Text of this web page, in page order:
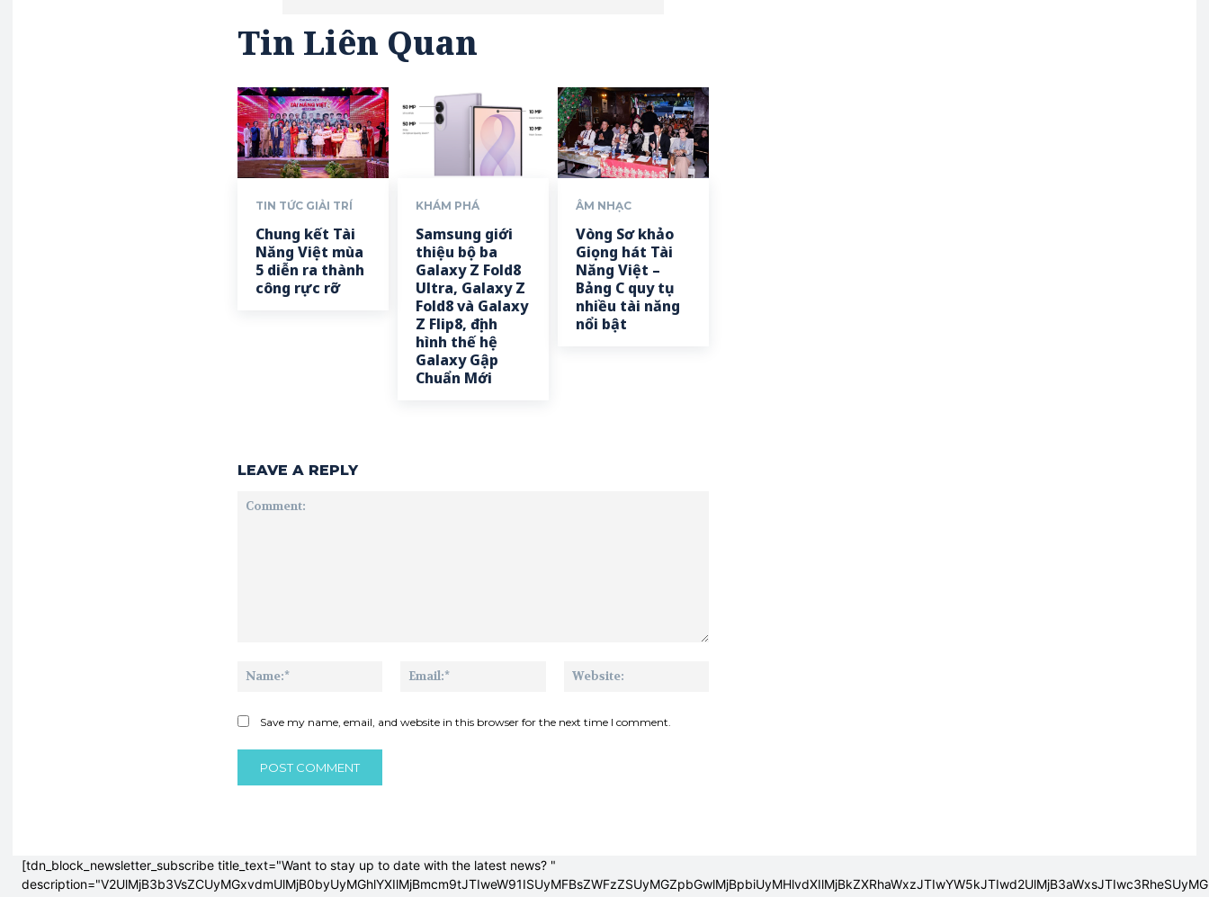
Tin Liên Quan
TIN TỨC GIẢI TRÍ
Chung kết Tài
Năng Việt mùa
5 diễn ra thành
công rực rỡ
KHÁM PHÁ
Samsung giới
thiệu bộ ba
Galaxy Z Fold8
Ultra, Galaxy Z
Fold8 và Galaxy
Z Flip8, định
hình thế hệ
Galaxy Gập
Chuẩn Mới
ÂM NHẠC
Vòng Sơ khảo
Giọng hát Tài
Năng Việt –
Bảng C quy tụ
nhiều tài năng
nổi bật
LEAVE A REPLY
Name:*
Email:*
Save my name, email, and website in this browser for the next time I comment.
[tdn_block_newsletter_subscribe title_text="Want to stay up to date with the latest news? "